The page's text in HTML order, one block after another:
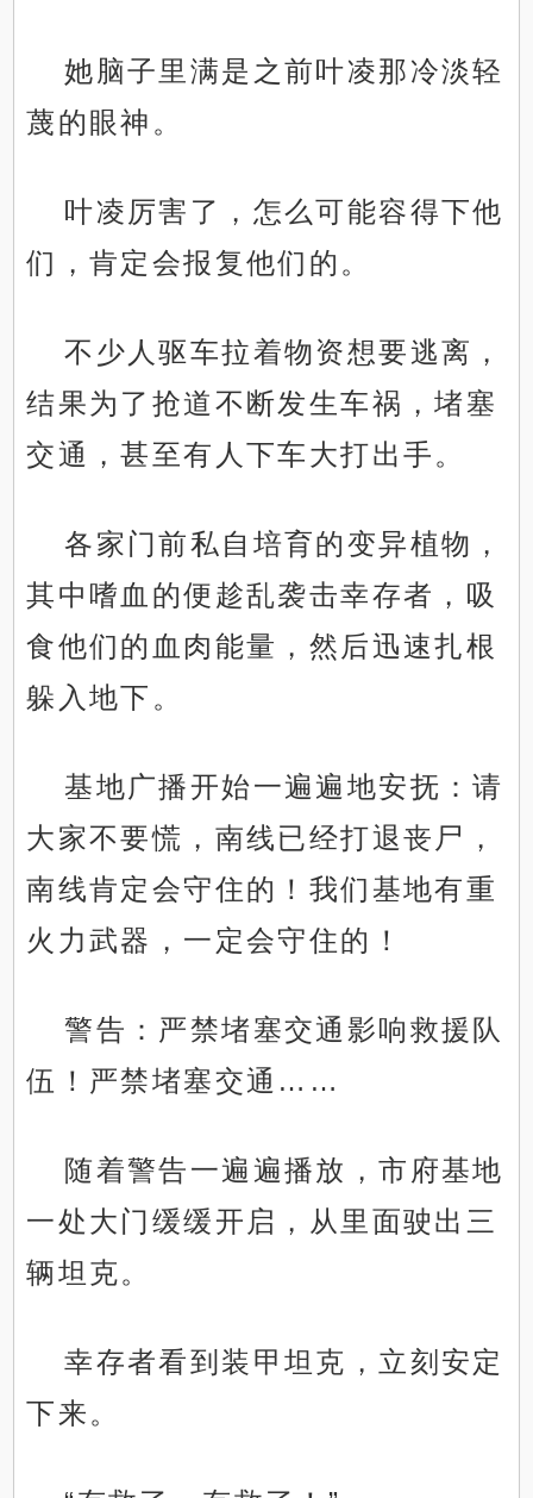
她脑子里满是之前叶凌那冷淡轻
蔑的眼神。
叶凌厉害了，怎么可能容得下他
们，肯定会报复他们的。
不少人驱车拉着物资想要逃离，
结果为了抢道不断发生车祸，堵塞
交通，甚至有人下车大打出手。
各家门前私自培育的变异植物，
其中嗜血的便趁乱袭击幸存者，吸
食他们的血肉能量，然后迅速扎根
躲入地下。
基地广播开始一遍遍地安抚：请
大家不要慌，南线已经打退丧尸，
南线肯定会守住的！我们基地有重
火力武器，一定会守住的！
警告：严禁堵塞交通影响救援队
伍！严禁堵塞交通……
随着警告一遍遍播放，市府基地
一处大门缓缓开启，从里面驶出三
辆坦克。
幸存者看到装甲坦克，立刻安定
下来。